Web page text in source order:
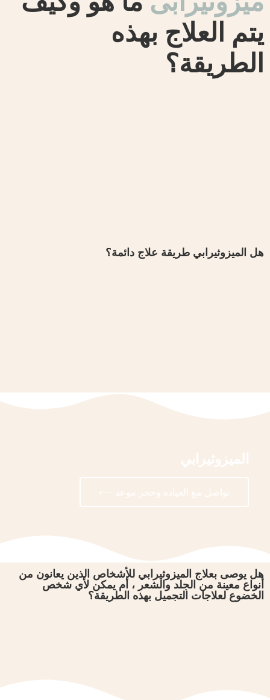
يتم العلاج بهذه
الطريقة؟
هل الميزوثيرابي طريقة علاج دائمة؟
هل يوصى بعلاج الميزوثيرابي للأشخاص الذين يعانون من
أنواع معينة من الجلد والشعر ، أم يمكن لأي شخص
الخضوع لعلاجات التجميل بهذه الطريقة؟